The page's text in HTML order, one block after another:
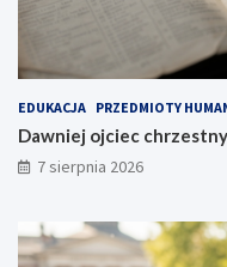
EDUKACJA PRZEDMIOTY
Dawniej ojciec
7 sierpnia 2026